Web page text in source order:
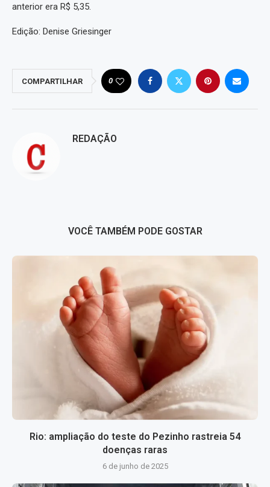
anterior era R$ 5,35.
Edição: Denise Griesinger
COMPARTILHAR 0
REDAÇÃO
VOCÊ TAMBÉM PODE GOSTAR
Rio: ampliação do teste do Pezinho rastreia 54
doenças raras
6 de junho de 2025